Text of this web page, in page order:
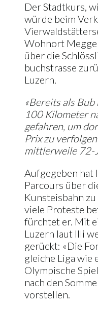
Der Stadtkurs,
würde beim
Wohnort
über die
buchstrasse
Luzern.
«Bereits als
100 Kilometer
gefahren, um
Prix zu
mittlerweile 72-
Aufgegeben hat
Parcours über
Kunsteisbahn
viele Proteste
fürchtet er. Mit
Luzern laut Illi
gerückt: «Die
gleiche Liga wie
Olympische
nach den
vorstellen.